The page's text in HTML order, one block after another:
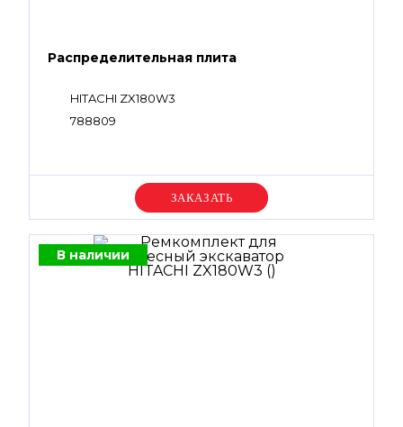
Распределительная плита
HITACHI ZX180W3
788809
Уточняйте цену
В наличии